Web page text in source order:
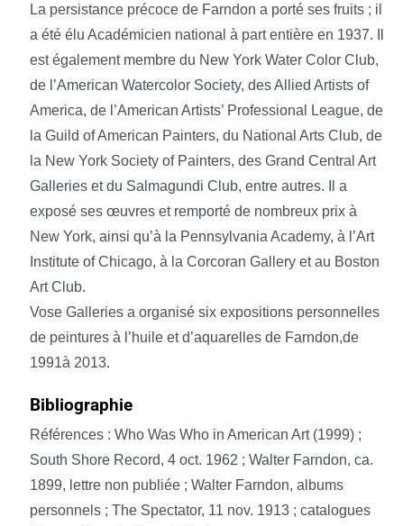
La persistance précoce de Farndon a porté ses fruits ; il
a été élu Académicien national à part entière en 1937. Il
est également membre du New York Water Color Club,
de l’American Watercolor Society, des Allied Artists of
America, de l’American Artists’ Professional League, de
la Guild of American Painters, du National Arts Club, de
la New York Society of Painters, des Grand Central Art
Galleries et du Salmagundi Club, entre autres. Il a
exposé ses œuvres et remporté de nombreux prix à
New York, ainsi qu’à la Pennsylvania Academy, à l’Art
Institute of Chicago, à la Corcoran Gallery et au Boston
Art Club.
Vose Galleries a organisé six expositions personnelles
de peintures à l’huile et d’aquarelles de Farndon,de
1991à 2013.
Bibliographie
Références : Who Was Who in American Art (1999) ;
South Shore Record, 4 oct. 1962 ; Walter Farndon, ca.
1899, lettre non publiée ; Walter Farndon, albums
personnels ; The Spectator, 11 nov. 1913 ; catalogues